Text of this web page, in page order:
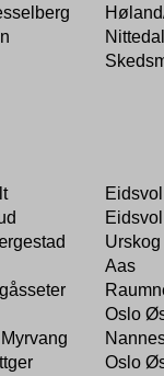
Nittedal
Urskog
Aas
Oslo
Oslo